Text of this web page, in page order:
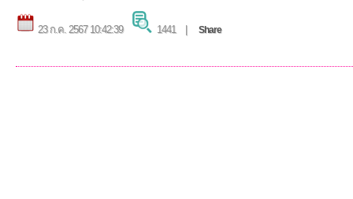
23 ก.ค. 2567 10:42:39 1441 | Share